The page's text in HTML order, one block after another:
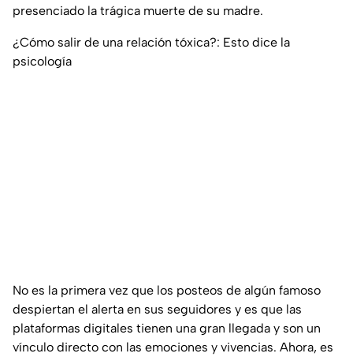
presenciado la trágica muerte de su madre.
¿Cómo salir de una relación tóxica?: Esto dice la
psicología
No es la primera vez que los posteos de algún famoso
despiertan el alerta en sus seguidores y es que las
plataformas digitales tienen una gran llegada y son un
vínculo directo con las emociones y vivencias. Ahora, es